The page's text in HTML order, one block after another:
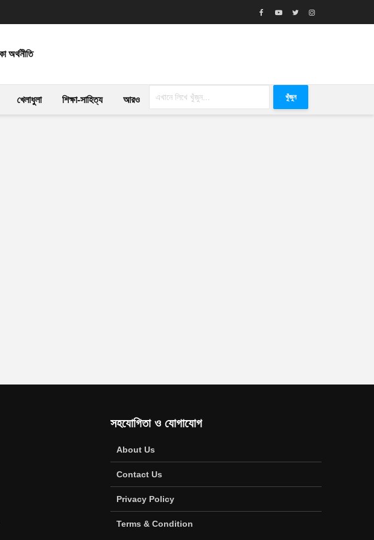
খেলাধুলা শিক্ষা-সাহিত্য আরও খুঁজুন
সহযোগিতা ও যোগাযোগ
About Us
Contact Us
Privacy Policy
Terms & Condition